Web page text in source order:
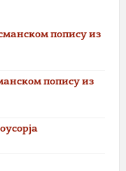
попису из
попису из